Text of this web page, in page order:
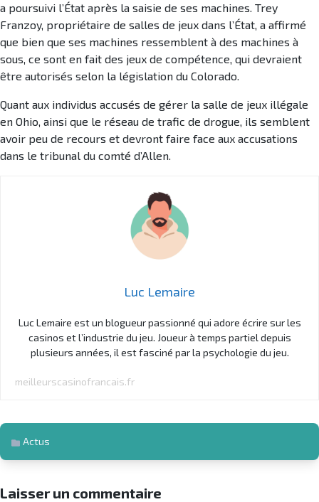
a poursuivi l’État après la saisie de ses machines. Trey
Franzoy, propriétaire de salles de jeux dans l’État, a affirmé
que bien que ses machines ressemblent à des machines à
sous, ce sont en fait des jeux de compétence, qui devraient
être autorisés selon la législation du Colorado.
Quant aux individus accusés de gérer la salle de jeux illégale
en Ohio, ainsi que le réseau de trafic de drogue, ils semblent
avoir peu de recours et devront faire face aux accusations
dans le tribunal du comté d’Allen.
Luc Lemaire
Luc Lemaire est un blogueur passionné qui adore écrire sur les
casinos et l’industrie du jeu. Joueur à temps partiel depuis
plusieurs années, il est fasciné par la psychologie du jeu.
meilleurscasinofrancais.fr
Actus
Laisser un commentaire